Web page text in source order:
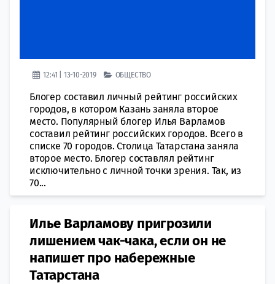
12:41 | 13-10-2019 ОБЩЕСТВО
Блогер составил личный рейтинг российских
городов, в котором Казань заняла второе
место. Популярный блогер Илья Варламов
составил рейтинг российских городов. Всего в
списке 70 городов. Столица Татарстана заняла
второе место. Блогер составлял рейтинг
исключительно с личной точки зрения. Так, из
70...
Илье Варламову пригрозили
лишением чак-чака, если он не
напишет про набережные
Татарстана